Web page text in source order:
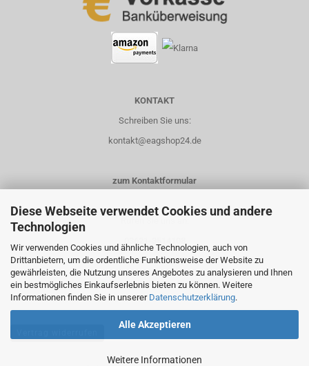
Diese Webseite verwendet Cookies und andere
Technologien
Wir verwenden Cookies und ähnliche Technologien, auch von
Drittanbietern, um die ordentliche Funktionsweise der Website zu
gewährleisten, die Nutzung unseres Angebotes zu analysieren und Ihnen
ein bestmögliches Einkaufserlebnis bieten zu können. Weitere
Informationen finden Sie in unserer Datenschutzerklärung.
Alle Akzeptieren
Weitere Informationen
KONTAKT
Schreiben Sie uns:
kontakt@eagshop24.de
zum Kontaktformular
0151-14435658